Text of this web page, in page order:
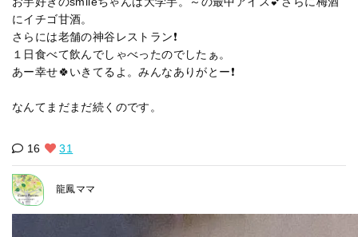
にイチゴ甘酒。
さらには老舗の神谷レストラン❗
１日食べて飲んでしゃべったのでしたぁ。
あー幸せ🍀いきてるよ。みんなありがとー❗
なんてまだまだ続くのです。
16 31
龍鳳ママ